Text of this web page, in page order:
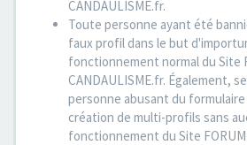
CANDAULISME.fr.
Toute personne ayant été
faux profil dans le but
fonctionnement normal du Site
CANDAULISME.fr. Également,
personne abusant du
création de multi-profils sans
fonctionnement du Site